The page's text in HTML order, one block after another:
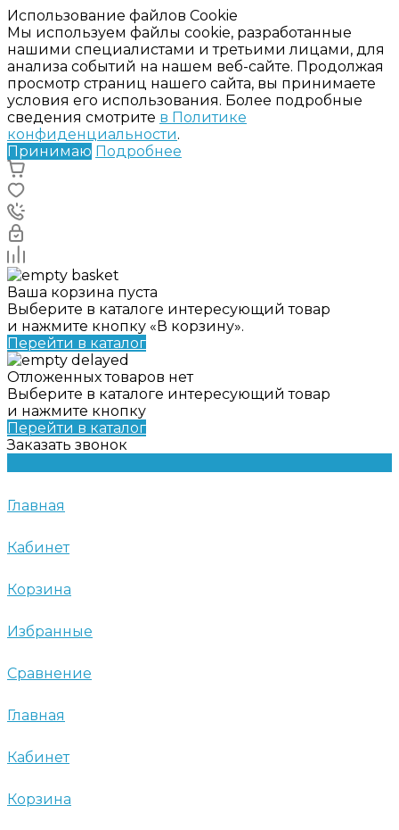
Использование файлов Cookie
Мы используем файлы cookie, разработанные
нашими специалистами и третьими лицами, для
анализа событий на нашем веб-сайте. Продолжая
просмотр страниц нашего сайта, вы принимаете
условия его использования. Более подробные
сведения смотрите в Политике
конфиденциальности.
Принимаю Подробнее
Ваша корзина пуста
Выберите в каталоге интересующий товар
и нажмите кнопку «В корзину».
Перейти в каталог
Отложенных товаров нет
Выберите в каталоге интересующий товар
и нажмите кнопку
Перейти в каталог
Заказать звонок
Главная
Кабинет
Корзина
Избранные
Сравнение
Главная
Кабинет
Корзина